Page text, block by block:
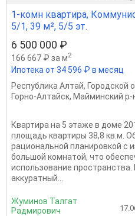
1-комн квартира,
5/1, 39 м², 5/5 эт.
6 500 000 ₽
166 667 ₽ за м2
Ипотека от 34 596 ₽ в месяц
Республика Алтай, Городской
Горно-Алтайск, Майминский р-
Квартира на 5 этаже в доме
площадь квартиры 38,8 кв.м.
рациональной планировкой с
большой комнатой, что
использование
аккуратный...
Жуминов Талгат
Радмирович